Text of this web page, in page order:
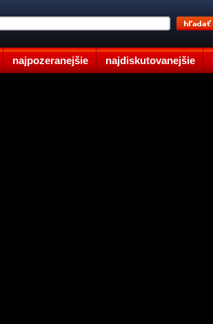
najpozeranejšie najdiskutovanejšie